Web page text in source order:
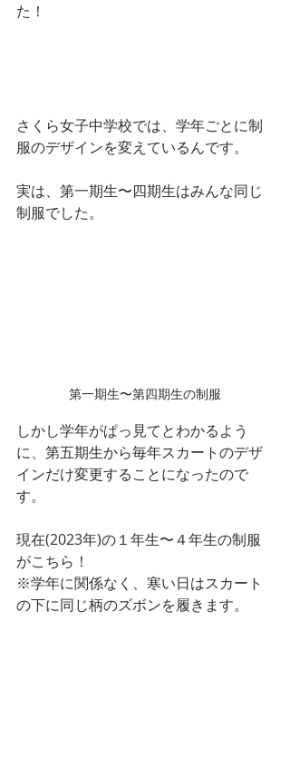
た！
さくら女子中学校では、学年ごとに制
服のデザインを変えているんです。
実は、第一期生〜四期生はみんな同じ
制服でした。
第一期生〜第四期生の制服
しかし学年がぱっ見てとわかるよう
に、第五期生から毎年スカートのデザ
インだけ変更することになったので
す。
現在(2023年)の１年生〜４年生の制服
がこちら！
※学年に関係なく、寒い日はスカート
の下に同じ柄のズボンを履きます。